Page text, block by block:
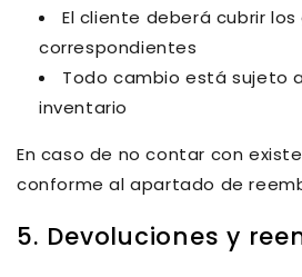
El cliente deberá cubrir
correspondientes
Todo cambio está sujeto
inventario
En caso de no contar con
conforme al apartado de
5. Devoluciones y